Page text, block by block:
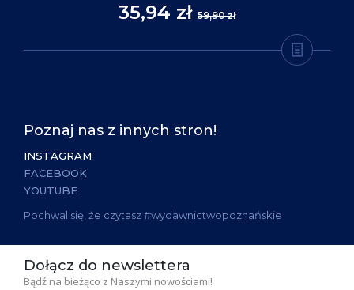
35,94 zł 59,90 zł
Poznaj nas z innych stron!
INSTAGRAM
FACEBOOK
YOUTUBE
Pochwal się, że czytasz #wydawnictwopoznańskie
Dołącz do newslettera
Bądź na bieżąco z Naszymi nowościami!